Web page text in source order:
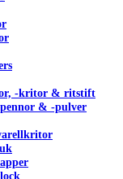
-kritor & ritstift
& -pulver